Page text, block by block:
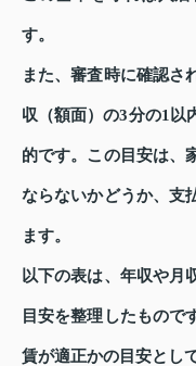
す。
また、審査時に確認さ
収（額面）の3分の1以
的です。この目安は、
ならないかどうか、支
ます。
以下の表は、年収や月
目安を整理したもので
賃が適正かの目安とし